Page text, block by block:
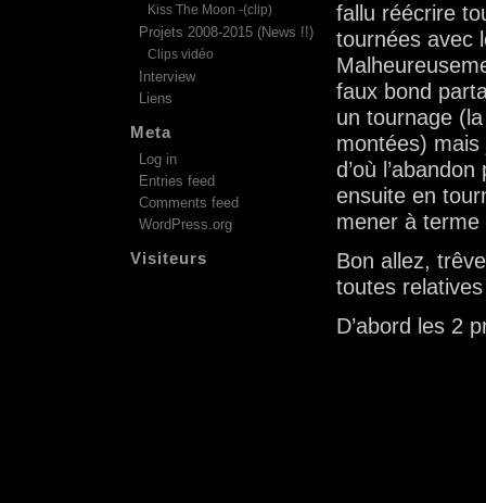
fallu réécrire
tournées avec
faux bond
un tournage (la
montées)
d’où
ensuite en
mener à
Bon allez,
toutes
D’abord les 2
Kiss The Moon -(clip)
Projets 2008-2015 (News !!)
Clips vidéo
Interview
Liens
Meta
Log in
Entries feed
Comments feed
WordPress.org
Visiteurs